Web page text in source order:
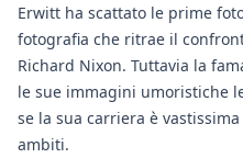
Erwitt ha scattato le prime
fotografia che ritrae il
Richard Nixon. Tuttavia la
le sue immagini umoristiche
se la sua carriera è
ambiti.